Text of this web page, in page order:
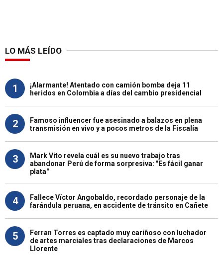
LO MÁS LEÍDO
1
¡Alarmante! Atentado con camión bomba deja 11
heridos en Colombia a días del cambio presidencial
2
Famoso influencer fue asesinado a balazos en plena
transmisión en vivo y a pocos metros de la Fiscalía
3
Mark Vito revela cuál es su nuevo trabajo tras
abandonar Perú de forma sorpresiva: "Es fácil ganar
plata"
4
Fallece Víctor Angobaldo, recordado personaje de la
farándula peruana, en accidente de tránsito en Cañete
5
Ferran Torres es captado muy cariñoso con luchador
de artes marciales tras declaraciones de Marcos
Llorente